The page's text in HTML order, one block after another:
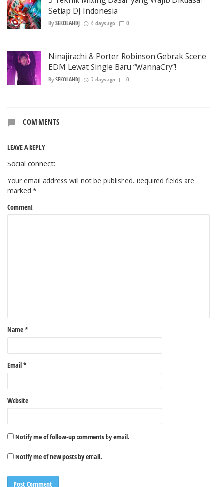
Setiap DJ Indonesia
BySEKOLAHDJ 6 days ago 0
Ninajirachi & Porter Robinson Gebrak Scene
EDM Lewat Single Baru “WannaCry”!
BySEKOLAHDJ 7 days ago 0
COMMENTS
LEAVE A REPLY
Social connect:
Your email address will not be published. Required fields are
marked *
Comment
Name*
Email*
Website
Notify me of follow-up comments by email.
Notify me of new posts by email.